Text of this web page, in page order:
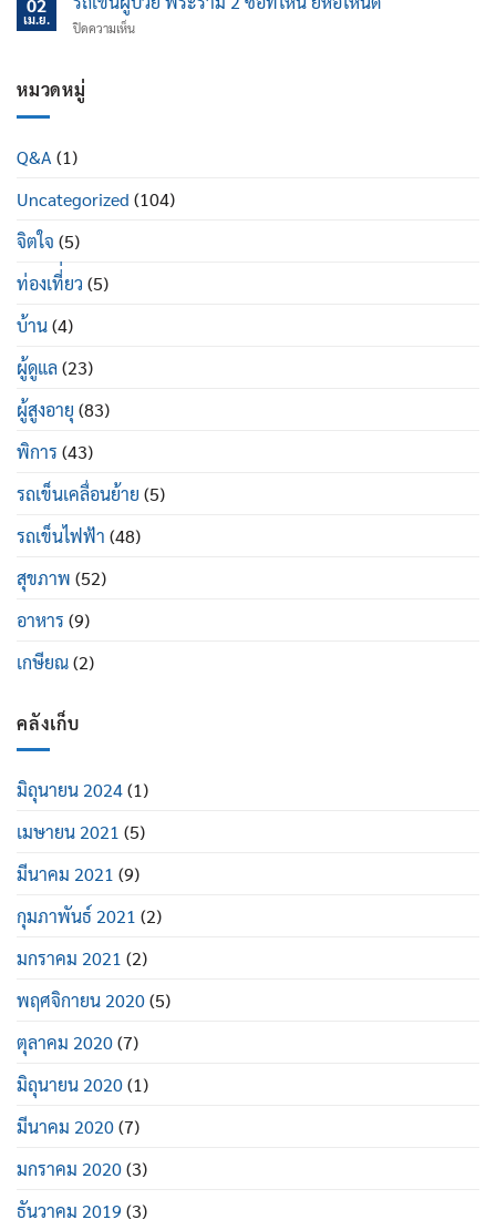
ไหน
นอน
ป้องกัน
ข้อ
บ้าง
02
เม.ย.
ปิดความเห็นบน
ยี่ห้อ
หมวดหมู่
Q&A (1)
Uncategorized (104)
จิตใจ (5)
ท่องเที่่ยว (5)
บ้าน(4)
ผู้ดูแล (23)
ผู้สูงอายุ (83)
พิการ (43)
รถเข็นเคลื่อนย้าย (5)
รถเข็นไฟฟ้า (48)
สุขภาพ (52)
อาหาร (9)
เกษียณ(2)
คลังเก็บ
มิถุนายน 2024(1)
เมษายน 2021 (5)
มีนาคม 2021 (9)
กุมภาพันธ์ 2021 (2)
มกราคม 2021 (2)
พฤศจิกายน 2020(5)
ตุลาคม 2020(7)
มิถุนายน 2020(1)
มีนาคม 2020(7)
มกราคม 2020(3)
ธันวาคม 2019 (3)